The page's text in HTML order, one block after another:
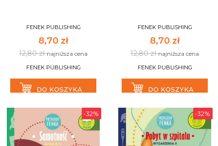
FENEK PUBLISHING
8,70 zł
12,80 złnajniższa cena
FENEK PUBLISHING
DO KOSZYKA
FENEK PUBLISHING
8,70 zł
12,80 złnajniższa cena
FENEK PUBLISHING
DO KOSZYKA
-32% -32%